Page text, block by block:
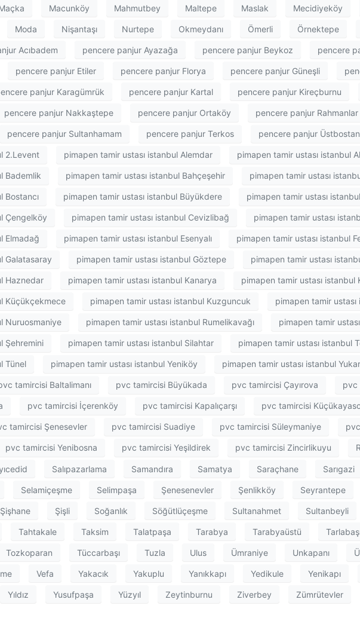
Macunköy Mahmutbey Maltepe Maslak Mecidiyeköy
Moda Nişantaşı Nurtepe Okmeydanı Ömerli Örnektepe
Acıbadem pencere panjur Ayazağa pencere panjur Beykoz pencere
pencere panjur Etiler pencere panjur Florya pencere panjur Güneşli
panjur Karagümrük pencere panjur Kartal pencere panjur Kireçburnu
pencere panjur Nakkaştepe pencere panjur Ortaköy pencere panjur Rahmanlar
pencere panjur Sultanhamam pencere panjur Terkos pencere panjur
2.Levent pimapen tamir ustası istanbul Alemdar pimapen tamir ustası istanbul
Bademlik pimapen tamir ustası istanbul Bahçeşehir pimapen tamir ustası
Bostancı pimapen tamir ustası istanbul Büyükdere pimapen tamir ustası
Çengelköy pimapen tamir ustası istanbul Cevizlibağ pimapen tamir ustası
Elmadağ pimapen tamir ustası istanbul Esenyalı pimapen tamir ustası istanbul
Galatasaray pimapen tamir ustası istanbul Göztepe pimapen tamir ustası
Haznedar pimapen tamir ustası istanbul Kanarya pimapen tamir ustası istanbul
Küçükçekmece pimapen tamir ustası istanbul Kuzguncuk pimapen tamir
Nuruosmaniye pimapen tamir ustası istanbul Rumelikavağı pimapen tamir
Şehremini pimapen tamir ustası istanbul Silahtar pimapen tamir ustası istanbul
Tünel pimapen tamir ustası istanbul Yeniköy pimapen tamir ustası istanbul
tamircisi Baltalimanı pvc tamircisi Büyükada pvc tamircisi Çayırova pvc
pvc tamircisi İçerenköy pvc tamircisi Kapalıçarşı pvc tamircisi
tamircisi Şenesevler pvc tamircisi Suadiye pvc tamircisi Süleymaniye
pvc tamircisi Yenibosna pvc tamircisi Yeşildirek pvc tamircisi Zincirlikuyu
Salıpazarlama Samandıra Samatya Saraçhane Sarıgazi
Selamiçeşme Selimpaşa Şenesenevler Şenlikköy Seyrantepe
Şişhane Şişli Soğanlık Söğütlüçeşme Sultanahmet Sultanbeyli
Tahtakale Taksim Talatpaşa Tarabya Tarabyaüstü
Tozkoparan Tüccarbaşı Tuzla Ulus Ümraniye Unkapanı
Vefa Yakacık Yakuplu Yanıkkapı Yedikule Yenikapı
Yıldız Yusufpaşa Yüzyıl Zeytinburnu Ziverbey Zümrütevler